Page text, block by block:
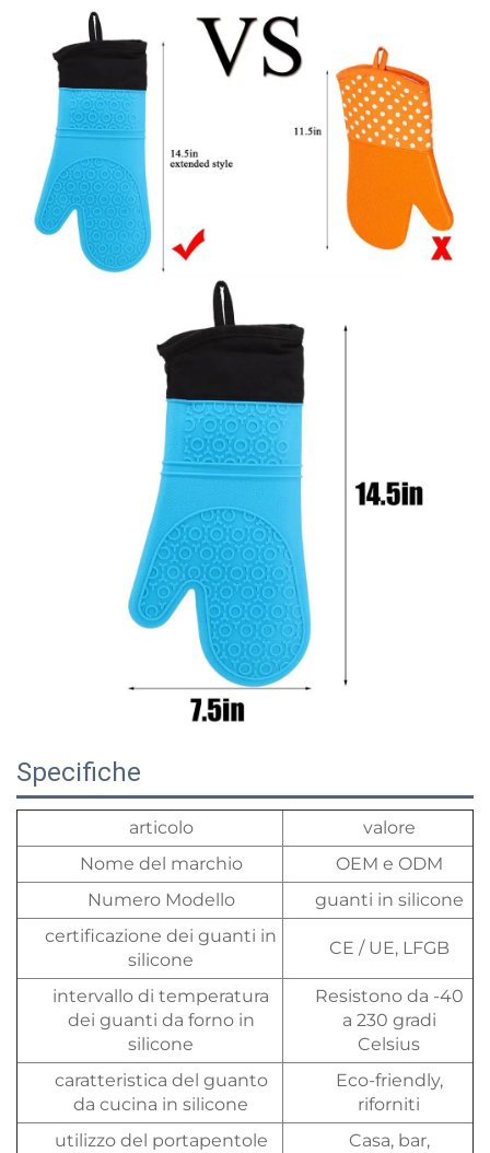
Specifiche
articolo
valore
Nome del marchio
OEM e ODM
Numero Modello
guanti in silicone
certificazione dei guanti in
silicone
CE / UE, LFGB
intervallo di temperatura
dei guanti da forno in
silicone
Resistono da -40
a 230 gradi
Celsius
caratteristica del guanto
da cucina in silicone
Eco-friendly,
riforniti
utilizzo del portapentole
Casa, bar,